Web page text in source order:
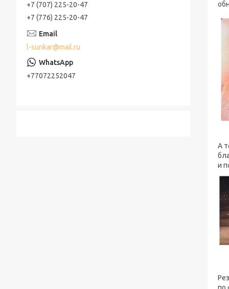
А
и
+7 (707) 225-20-47
+7 (776) 225-20-47
l-sunkar@mail.ru
+77072252047